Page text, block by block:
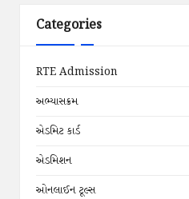
Categories
RTE Admission
અભ્યાસક્રમ
એડમિટ કાર્ડ
એડમિશન
ઓનલાઈન ટૂલ્સ